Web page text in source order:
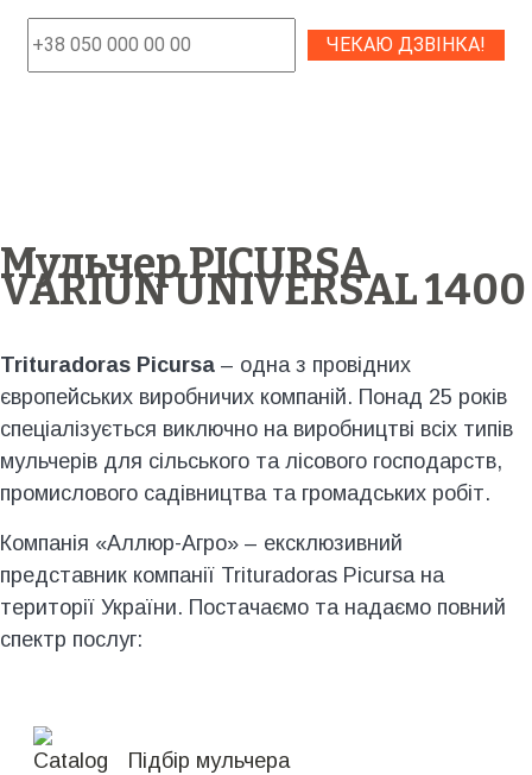
Мульчер PICURSA
VARIUN UNIVERSAL 1400
Trituradoras Picursa – одна з провідних
європейських виробничих компаній. Понад 25 років
спеціалізується виключно на виробництві всіх типів
мульчерів для сільського та лісового господарств,
промислового садівництва та громадських робіт.
Компанія «Аллюр-Агро» – ексклюзивний
представник компанії Trituradoras Picursa на
території України. Постачаємо та надаємо повний
спектр послуг:
Підбір мульчера